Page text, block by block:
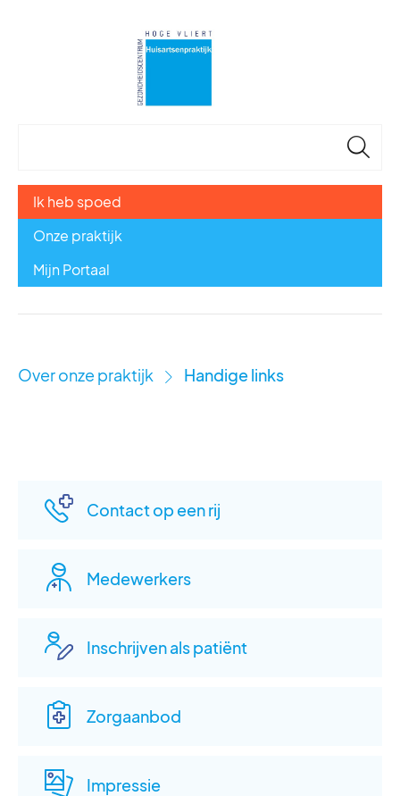
🔎
Onze praktijk
Mijn Portaal
Ik heb spoed
Over onze praktijk › Handige links
Contact op een rij
Medewerkers
Inschrijven als patiënt
Zorgaanbod
Impressie